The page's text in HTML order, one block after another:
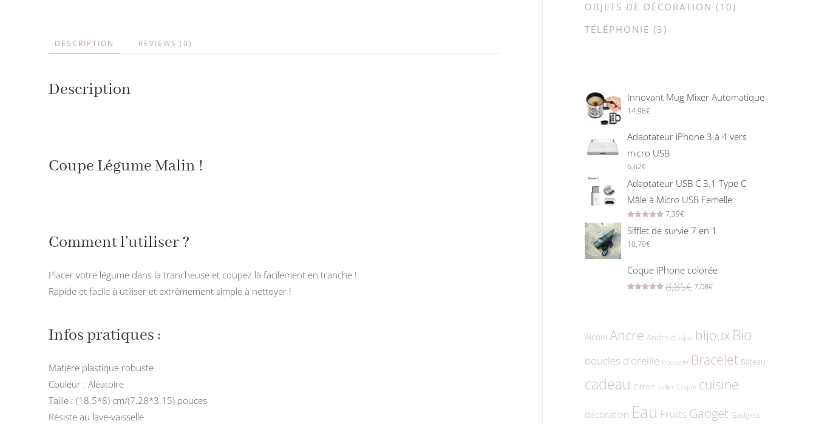
DESCRIPTION REVIEWS (0)
Description
Coupe Légume Malin !
Comment l’utiliser ?
Placer votre légume dans la trancheuse et coupez là facilement en tranche !
Rapide et facile à utiliser et extrêmement simple à nettoyer !
Infos pratiques :
Matière plastique robuste
Couleur : Aléatoire
Taille : (18.5*8) cm/(7.28*3.15) pouces
Résiste au lave-vaisselle
OBJETS DE DÉCORATION (10)
TÉLÉPHONIE (3)
Innovant Mug Mixer Automatique
14,98€
Adaptateur iPhone 3 à 4 vers
micro USB
6,62€
Adaptateur USB C 3.1 Type C
Mâle à Micro USB Femelle
Rated5.00
7,39€
Sifflet de survie 7 en 1
10,79€
Coque iPhone colorée
Rated5.00out of 5
8,85€7,08€
Alcool Ancre Android bijou bijoux Bio
boucles d'oreille boussole Bracelet Bâteau
cadeau CItron collier Coque cuisine
décoration Eau Fruits Gadget Gadgets